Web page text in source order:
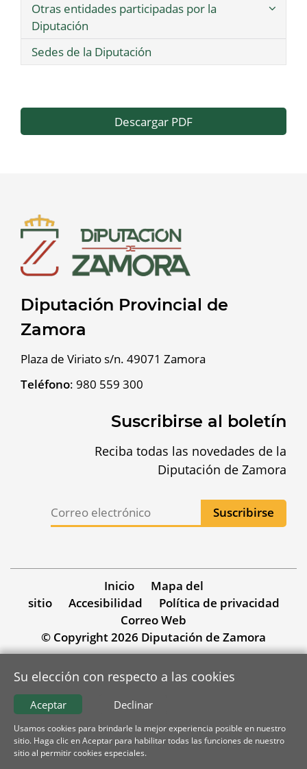
Otras entidades participadas por la
Diputación
Sedes de la Diputación
Descargar PDF
Diputación Provincial de
Zamora
Plaza de Viriato s/n. 49071 Zamora
Teléfono: 980 559 300
Suscribirse al boletín
Reciba todas las novedades de la
Diputación de Zamora
Inicio
Mapa del
sitio
Accesibilidad
Política de privacidad
Correo Web
© Copyright 2026 Diputación de Zamora
Su elección con respecto a las cookies
Declinar
Aceptar
Usamos cookies para brindarle la mejor experiencia posible en nuestro
sitio. Haga clic en Aceptar para habilitar todas las funciones de nuestro
sitio al permitir cookies especiales.